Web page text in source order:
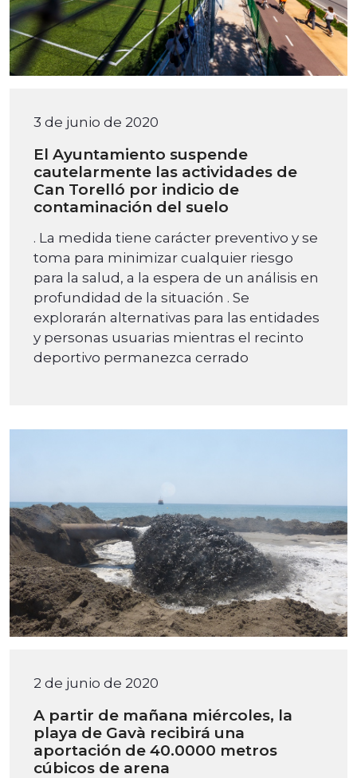
3 de junio de 2020
El Ayuntamiento suspende
cautelarmente las actividades de
Can Torelló por indicio de
contaminación del suelo
. La medida tiene carácter preventivo y se
toma para minimizar cualquier riesgo
para la salud, a la espera de un análisis en
profundidad de la situación . Se
explorarán alternativas para las entidades
y personas usuarias mientras el recinto
deportivo permanezca cerrado
2 de junio de 2020
A partir de mañana miércoles, la
playa de Gavà recibirá una
aportación de 40.0000 metros
cúbicos de arena